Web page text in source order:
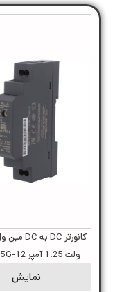
ولت 1.25 آمپر DDR-15G-12
نمایش